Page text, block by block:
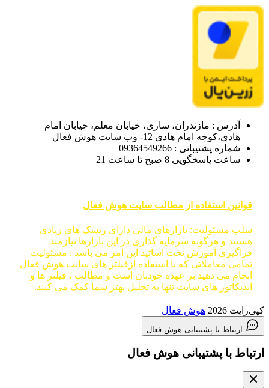
آدرس : مازندران، ساری، خیابان معلم، خیابان امام
هادی،کوچه امام هادی 12- وب سایت هوش فعال
شماره پشتیبانی : 09364549266
ساعت پاسخگویی 8 صبح تا ساعت 21
قوانین استفاده از مطالب سایت هوش فعال
سلب مسئولیت: بازارهای مالی دارای ریسک های زیادی
هستند و هرگونه سرمایه گذاری در این بازارها نیازمند
فراگیری آموزش تحت اساتید این امر می باشد . مسئولیت
تمامی معاملاتی که با استفاده ازفیلتر های سایت هوش فعال
انجام می دهید بر عهده خودتان است و مطالب ، فیلتر ها و
اندیکاتور های سایت تنها به تحلیل بهتر شما کمک می کنند.
کپی‌رایت 2026 هوش فعال
ارتباط با پشتیبانی هوش فعال
ارتباط با پشتیبانی هوش فعال